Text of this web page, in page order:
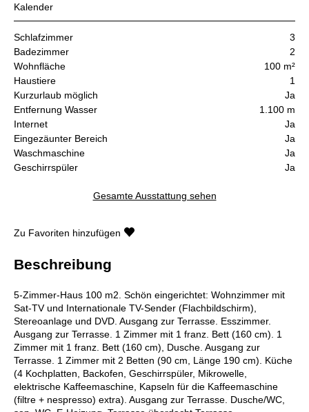
Kalender
Schlafzimmer
3
Badezimmer
2
Wohnfläche
100 m²
Haustiere
1
Kurzurlaub möglich
Ja
Entfernung Wasser
1.100 m
Internet
Ja
Eingezäunter Bereich
Ja
Waschmaschine
Ja
Geschirrspüler
Ja
Gesamte Ausstattung sehen
Zu Favoriten hinzufügen
Beschreibung
5-Zimmer-Haus 100 m2. Schön eingerichtet: Wohnzimmer mit
Sat-TV und Internationale TV-Sender (Flachbildschirm),
Stereoanlage und DVD. Ausgang zur Terrasse. Esszimmer.
Ausgang zur Terrasse. 1 Zimmer mit 1 franz. Bett (160 cm). 1
Zimmer mit 1 franz. Bett (160 cm), Dusche. Ausgang zur
Terrasse. 1 Zimmer mit 2 Betten (90 cm, Länge 190 cm). Küche
(4 Kochplatten, Backofen, Geschirrspüler, Mikrowelle,
elektrische Kaffeemaschine, Kapseln für die Kaffeemaschine
(filtre + nespresso) extra). Ausgang zur Terrasse. Dusche/WC,